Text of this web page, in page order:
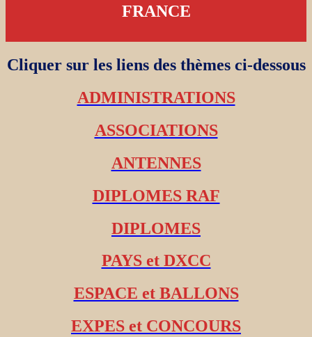
FRANCE
Cliquer sur les liens des thèmes ci-dessous
ADMINISTRATIONS
ASSOCIATIONS
ANTENNES
DIPLOMES RAF
DIPLOMES
PAYS et DXCC
ESPACE et BALLONS
EXPES et CONCOURS